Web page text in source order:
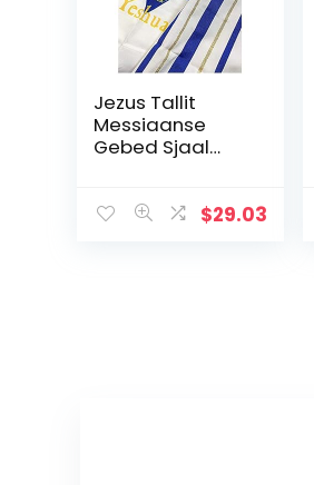
Jezus Tallit
Messiaanse
Gebed Sjaal
Goud Met Tallit
$29.03